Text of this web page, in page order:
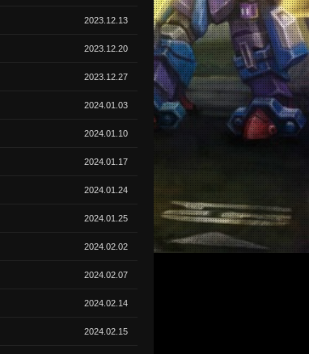
2023.12.13
2023.12.20
2023.12.27
2024.01.03
2024.01.10
2024.01.17
2024.01.24
2024.01.25
2024.02.02
2024.02.07
2024.02.14
2024.02.15